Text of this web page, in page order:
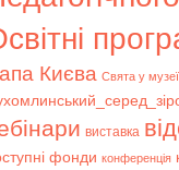
Києва Свята у музеї
виставка
фонди конференція